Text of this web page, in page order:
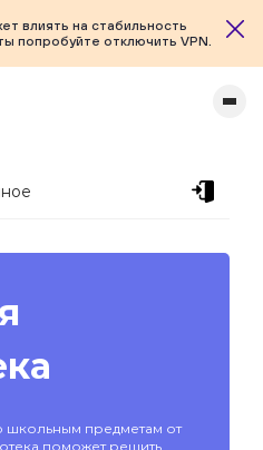
влиять на стабильность
попробуйте отключить VPN.
школьным предметам от
поможет решить